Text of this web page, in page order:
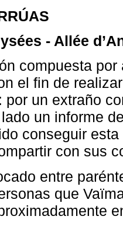
- Allée
compuesta
el fin de
por un extraño
un informe
conseguir
con sus
entre
que